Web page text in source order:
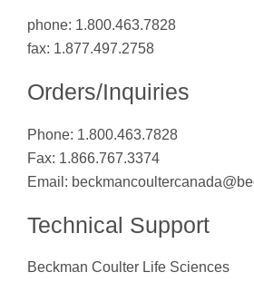
phone: 1.800.463.7828
fax: 1.877.497.2758
Orders/Inquiries
Phone: 1.800.463.7828
Fax: 1.866.767.3374
Email:
Technical Support
Beckman Coulter Life Sciences